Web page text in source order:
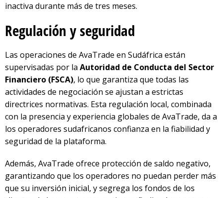
inactiva durante más de tres meses.
Regulación y seguridad
Las operaciones de AvaTrade en Sudáfrica están
supervisadas por la Autoridad de Conducta del Sector
Financiero (FSCA), lo que garantiza que todas las
actividades de negociación se ajustan a estrictas
directrices normativas. Esta regulación local, combinada
con la presencia y experiencia globales de AvaTrade, da a
los operadores sudafricanos confianza en la fiabilidad y
seguridad de la plataforma.
Además, AvaTrade ofrece protección de saldo negativo,
garantizando que los operadores no puedan perder más
que su inversión inicial, y segrega los fondos de los